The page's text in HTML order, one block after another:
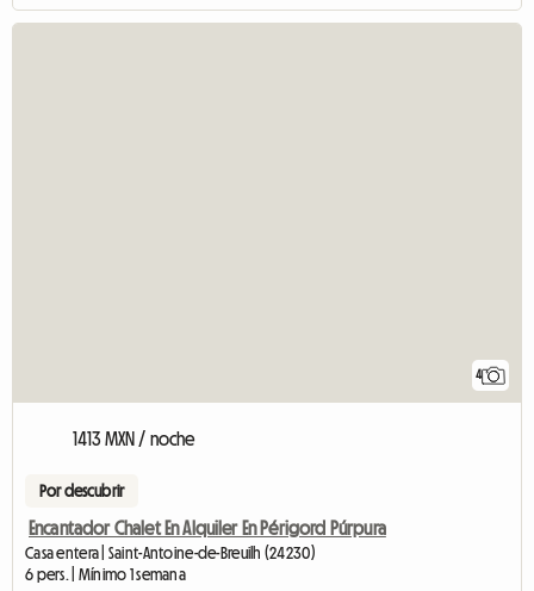
4
1413 MXN / noche
Por descubrir
Encantador Chalet En Alquiler En Périgord Púrpura
Casa entera | Saint-Antoine-de-Breuilh (24230)
6 pers. | Mínimo 1 semana